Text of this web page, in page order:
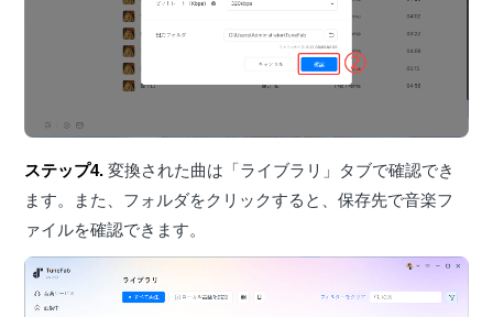
ステップ4.変換された曲は「ライブラリ」タブで確認でき
ます。また、フォルダをクリックすると、保存先で音楽フ
ァイルを確認できます。